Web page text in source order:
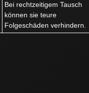
Bei rechtzeitigem Tausch
können sie teure
Folgeschäden verhindern.